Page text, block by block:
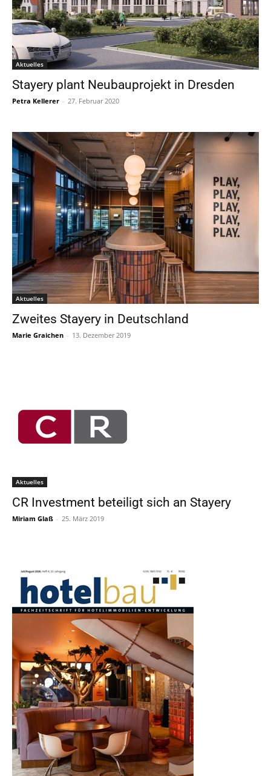
Aktuelles
Stayery plant Neubauprojekt in Dresden
Petra Kellerer - 27. Februar 2020
Aktuelles
Zweites Stayery in Deutschland
Marie Graichen - 13. Dezember 2019
Aktuelles
CR Investment beteiligt sich an Stayery
Miriam Glaß - 25. März 2019